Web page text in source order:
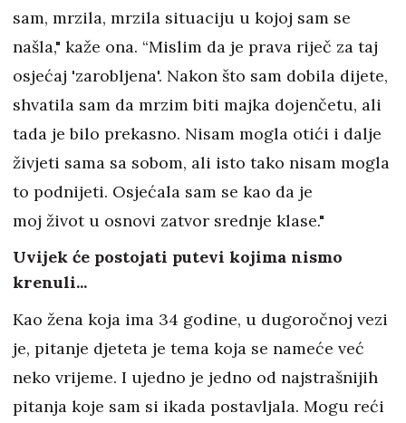
sam, mrzila, mrzila situaciju u kojoj sam se
našla," kaže ona. “Mislim da je prava riječ za taj
osjećaj 'zarobljena'. Nakon što sam dobila dijete,
shvatila sam da mrzim biti majka dojenčetu, ali
tada je bilo prekasno. Nisam mogla otići i dalje
živjeti sama sa sobom, ali isto tako nisam mogla
to podnijeti. Osjećala sam se kao da je
moj život u osnovi zatvor srednje klase."
Uvijek će postojati putevi kojima nismo
krenuli...
Kao žena koja ima 34 godine, u dugoročnoj vezi
je, pitanje djeteta je tema koja se nameće već
neko vrijeme. I ujedno je jedno od najstrašnijih
pitanja koje sam si ikada postavljala. Mogu reći